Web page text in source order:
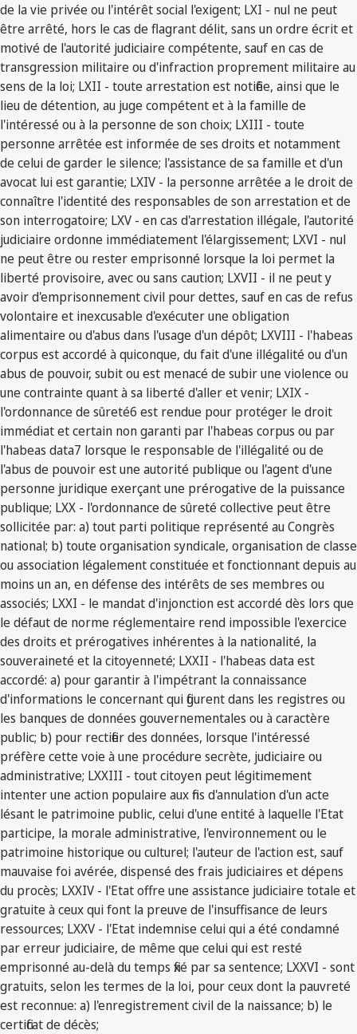
de la vie privée ou l'intérêt social l'exigent; LXI - nul ne peut
être arrêté, hors le cas de flagrant délit, sans un ordre écrit et
motivé de l'autorité judiciaire compétente, sauf en cas de
transgression militaire ou d'infraction proprement militaire au
sens de la loi; LXII - toute arrestation est notifiée, ainsi que le
lieu de détention, au juge compétent et à la famille de
l'intéressé ou à la personne de son choix; LXIII - toute
personne arrêtée est informée de ses droits et notamment
de celui de garder le silence; l'assistance de sa famille et d'un
avocat lui est garantie; LXIV - la personne arrêtée a le droit de
connaître l'identité des responsables de son arrestation et de
son interrogatoire; LXV - en cas d'arrestation illégale, l'autorité
judiciaire ordonne immédiatement l'élargissement; LXVI - nul
ne peut être ou rester emprisonné lorsque la loi permet la
liberté provisoire, avec ou sans caution; LXVII - il ne peut y
avoir d'emprisonnement civil pour dettes, sauf en cas de refus
volontaire et inexcusable d'exécuter une obligation
alimentaire ou d'abus dans l'usage d'un dépôt; LXVIII - l'habeas
corpus est accordé à quiconque, du fait d'une illégalité ou d'un
abus de pouvoir, subit ou est menacé de subir une violence ou
une contrainte quant à sa liberté d'aller et venir; LXIX -
l'ordonnance de sûreté6 est rendue pour protéger le droit
immédiat et certain non garanti par l'habeas corpus ou par
l'habeas data7 lorsque le responsable de l'illégalité ou de
l'abus de pouvoir est une autorité publique ou l'agent d'une
personne juridique exerçant une prérogative de la puissance
publique; LXX - l'ordonnance de sûreté collective peut être
sollicitée par: a) tout parti politique représenté au Congrès
national; b) toute organisation syndicale, organisation de classe
ou association légalement constituée et fonctionnant depuis au
moins un an, en défense des intérêts de ses membres ou
associés; LXXI - le mandat d'injonction est accordé dès lors que
le défaut de norme réglementaire rend impossible l'exercice
des droits et prérogatives inhérentes à la nationalité, la
souveraineté et la citoyenneté; LXXII - l'habeas data est
accordé: a) pour garantir à l'impétrant la connaissance
d'informations le concernant qui figurent dans les registres ou
les banques de données gouvernementales ou à caractère
public; b) pour rectifier des données, lorsque l'intéressé
préfère cette voie à une procédure secrète, judiciaire ou
administrative; LXXIII - tout citoyen peut légitimement
intenter une action populaire aux fins d'annulation d'un acte
lésant le patrimoine public, celui d'une entité à laquelle l'Etat
participe, la morale administrative, l'environnement ou le
patrimoine historique ou culturel; l'auteur de l'action est, sauf
mauvaise foi avérée, dispensé des frais judiciaires et dépens
du procès; LXXIV - l'Etat offre une assistance judiciaire totale et
gratuite à ceux qui font la preuve de l'insuffisance de leurs
ressources; LXXV - l'Etat indemnise celui qui a été condamné
par erreur judiciaire, de même que celui qui est resté
emprisonné au-delà du temps fixé par sa sentence; LXXVI - sont
gratuits, selon les termes de la loi, pour ceux dont la pauvreté
est reconnue: a) l'enregistrement civil de la naissance; b) le
certificat de décès;